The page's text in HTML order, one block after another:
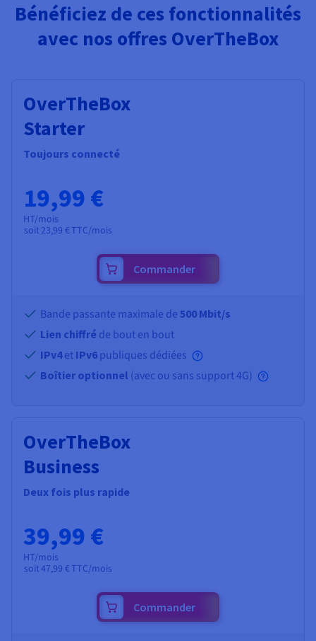
Bénéficiez de ces fonctionnalités
avec nos offres OverTheBox
OverTheBox
Starter
Toujours connecté
19,99 €
HT/mois
soit 23,99 €TTC/mois
Commander
Bande passante maximale de 500 Mbit/s
Lien chiffré de bout en bout
IPv4et IPv6 publiques dédiées
Boîtier optionnel (avec ou sans support 4G)
OverTheBox
Business
Deux fois plus rapide
39,99 €
HT/mois
soit47,99 €TTC/mois
Commander